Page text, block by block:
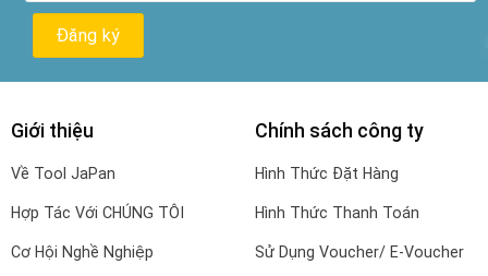
Giới thiệu
Về Tool JaPan
Hợp Tác Với CHÚNG TÔI
Cơ Hội Nghề Nghiệp
Chính sách công ty
Hình Thức Đặt Hàng
Hình Thức Thanh Toán
Sử Dụng Voucher/ E-Voucher